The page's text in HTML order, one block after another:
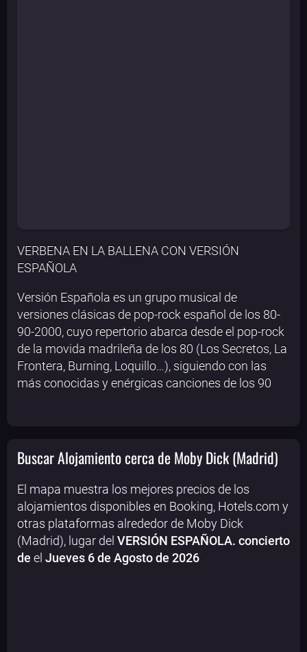
VERBENA EN LA BALLENA CON VERSIÓN
ESPAÑOLA
Versión Española es un grupo musical de
versiones clásicas de pop-rock español de los 80-
90-2000, cuyo repertorio abarca desde el pop-rock
de la movida madrileña de los 80 (Los Secretos, La
Frontera, Burning, Loquillo…), siguiendo con las
más conocidas y enérgicas canciones de los 90
Buscar Alojamiento cerca de Moby Dick (Madrid)
El mapa muestra los mejores precios de los
alojamientos disponibles en Booking, Hotels.com y
otras plataformas alrededor de Moby Dick
(Madrid), lugar del VERSIÓN ESPAÑOLA. concierto
de el Jueves 6 de Agosto de 2026